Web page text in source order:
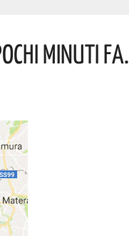
MINUTI FA.